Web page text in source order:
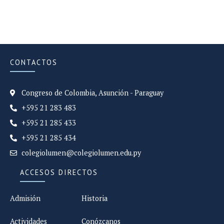
CONTACTOS
Congreso de Colombia, Asunción - Paraguay
+595 21 283 483
+595 21 285 433
+595 21 285 434
colegiolumen@colegiolumen.edu.py
ACCESOS DIRECTOS
Admisión
Actividades
Historia
Conózcanos